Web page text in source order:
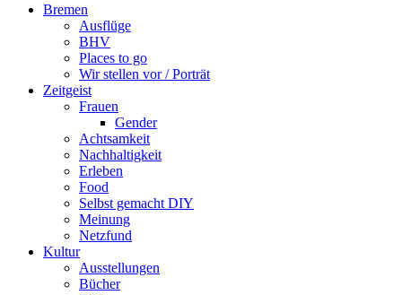
Bremen
Ausflüge
BHV
Places to go
Wir stellen vor / Porträt
Zeitgeist
Frauen
Gender
Achtsamkeit
Nachhaltigkeit
Erleben
Food
Selbst gemacht DIY
Meinung
Netzfund
Kultur
Ausstellungen
Bücher